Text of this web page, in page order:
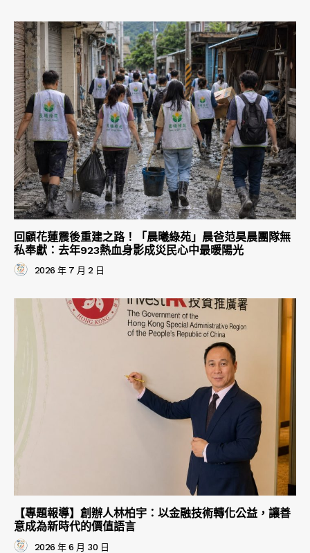
回顧花蓮震後重建之路！「晨曦綠苑」晨爸范昊晨團隊無
私奉獻：去年923熱血身影成災民心中最暖陽光
2026 年 7 月 2 日
【專題報導】創辦人林柏宇：以金融技術轉化公益，讓善
意成為新時代的價值語言
2026 年 6 月 30 日